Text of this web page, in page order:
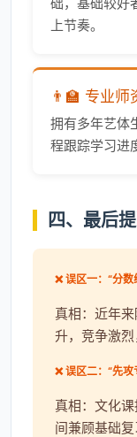
上节奏。
👨‍🏫 专业师
拥有多年艺体
程跟踪学习进
四、最后
❌ 误区一：“分
真相：近年
升，竞争激烈
❌ 误区二：“先
真相：文化
间兼顾基础复